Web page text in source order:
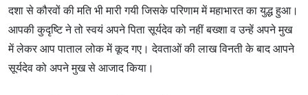
दशा से कौरवों की मति भी मारी गयी जिसके परिणाम में महाभारत का युद्ध हुआ।
आपकी कुदृष्टि ने तो स्वयं अपने पिता सूर्यदेव को नहीं बख्शा व उन्हें अपने मुख
में लेकर आप पाताल लोक में कूद गए। देवताओं की लाख विनती के बाद आपने
सूर्यदेव को अपने मुख से आजाद किया।